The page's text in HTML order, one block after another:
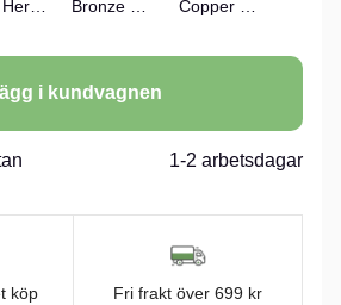
i kundvagnen
1-2 arbetsdagar
köp Fri frakt över 699 kr